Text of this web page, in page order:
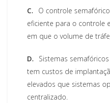
C.
O controle
eficiente para o controle
em que o volume de
D.
Sistemas
tem custos de
elevados que sistemas
centralizado.